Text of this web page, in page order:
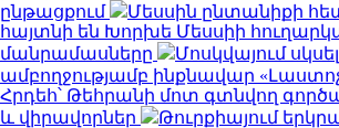
ընթացքում
Մեսսին ընտանիքի
հայտնի են Խորխե Մեսսիի
մանրամասները
Մոսկվայում
ամբողջությամբ ինքնավար
Հրդեհ՝ Թեհրանի մոտ գտնվող
և վիրավորներ
Թուրքիայում